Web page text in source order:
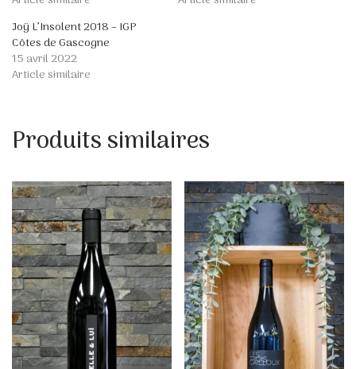
Joÿ L’Insolent 2018 – IGP
Côtes de Gascogne
15 avril 2022
Article similaire
Produits similaires